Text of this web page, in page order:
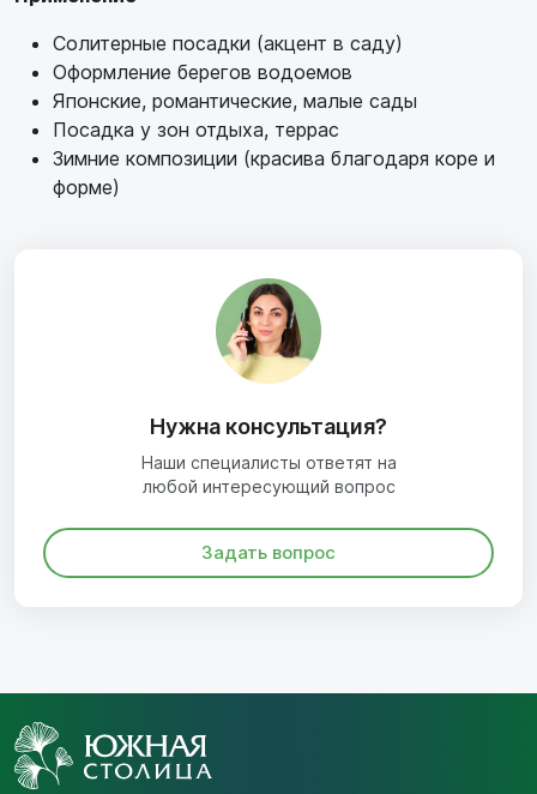
Солитерные посадки (акцент в саду)
Оформление берегов водоемов
Японские, романтические, малые сады
Посадка у зон отдыха, террас
Зимние композиции (красива благодаря коре и
форме)
Нужна консультация?
Наши специалисты ответят на
любой интересующий вопрос
Задать вопрос